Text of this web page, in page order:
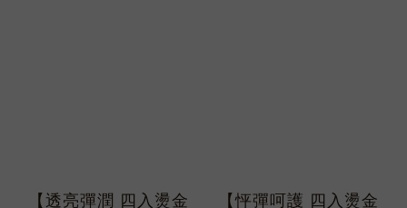
【透亮彈潤 四入燙金 【怦彈呵護 四入燙金